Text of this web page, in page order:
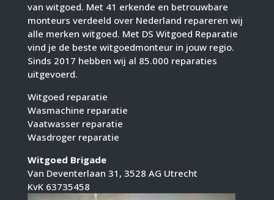
van witgoed. Met 41 erkende en betrouwbare
monteurs verdeeld over Nederland repareren wij
alle merken witgoed. Met DS Witgoed Reparatie
vind je de beste witgoedmonteur in jouw regio.
Sinds 2017 hebben wij al 85.000 reparaties
uitgevoerd.
Witgoed reparatie
Wasmachine reparatie
Vaatwasser reparatie
Wasdroger reparatie
Witgoed Brigade
Van Deventerlaan 31, 3528 AG Utrecht
KvK 63735458